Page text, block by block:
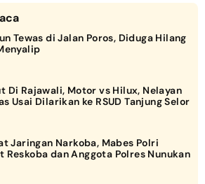
Tewas di Jalan Poros, Diduga Hilang
Di Rajawali, Motor vs Hilux, Nelayan
Usai Dilarikan ke RSUD Tanjung Selor
Jaringan Narkoba, Mabes Polri
Reskoba dan Anggota Polres Nunukan